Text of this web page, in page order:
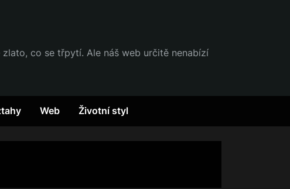
co se třpytí. Ale náš web určitě nenabízí
Web Životní styl